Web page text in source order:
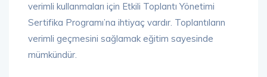
verimli kullanmaları için Etkili Toplantı Yönetimi
Sertifika Programı’na ihtiyaç vardır. Toplantıların
verimli geçmesini sağlamak eğitim sayesinde
mümkündür.